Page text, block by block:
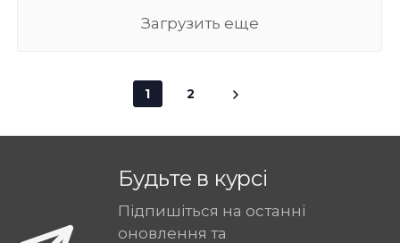
Загрузить еще
1 2
Будьте в курсі
Підпишіться на останні
оновлення та